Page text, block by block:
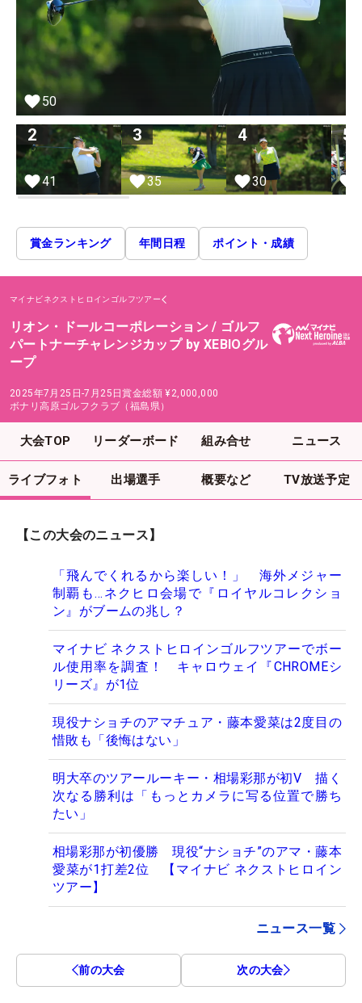
50
2
41
3
35
4
30
5
賞金ランキング 年間日程 ポイント・成績
マイナビネクストヒロインゴルフツアー
リオン・ドールコーポレーション / ゴルフ
パートナーチャレンジカップ by XEBIOグル
ープ
2025年7月25日-7月25日賞金総額 ¥2,000,000
ボナリ高原ゴルフクラブ（福島県）
大会TOP リーダーボード 組み合せ ニュース
ライブフォト 出場選手 概要など TV放送予定
【この大会のニュース】
「飛んでくれるから楽しい！」 海外メジャー
制覇も…ネクヒロ会場で『ロイヤルコレクショ
ン』がブームの兆し？
マイナビ ネクストヒロインゴルフツアーでボー
ル使用率を調査！ キャロウェイ『CHROMEシ
リーズ』が1位
現役ナショチのアマチュア・藤本愛菜は2度目の
惜敗も「後悔はない」
明大卒のツアールーキー・相場彩那が初V 描く
次なる勝利は「もっとカメラに写る位置で勝ち
たい」
相場彩那が初優勝 現役“ナショチ”のアマ・藤本
愛菜が1打差2位 【マイナビ ネクストヒロイン
ツアー】
ニュース一覧
前の大会 次の大会